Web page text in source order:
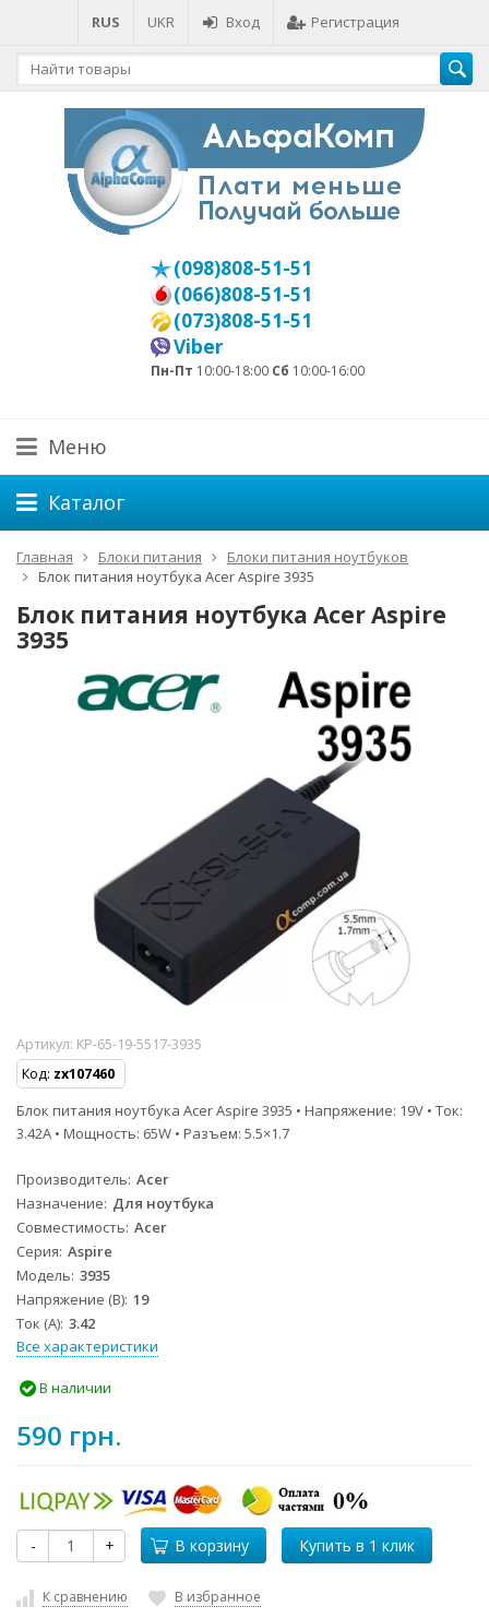
RUS UKR Вход Регистрация
(098)808-51-51
(066)808-51-51
(073)808-51-51
Viber
Пн-Пт 10:00-18:00 Сб 10:00-16:00
Меню
Каталог
Главная Блоки питания
Блоки питания ноутбуков
Блок питания ноутбука Acer Aspire 3935
Блок питания ноутбука Acer Aspire
3935
Артикул: KP-65-19-5517-3935
Код: zx107460
Блок питания ноутбука Acer Aspire 3935 • Напряжение: 19V • Ток:
3.42A • Мощность: 65W • Разъем: 5.5×1.7
Производитель Acer
Назначение Для ноутбука
Совместимость Acer
Серия Aspire
Модель 3935
Напряжение (В) 19
Ток (А) 3.42
Все характеристики
В наличии
590 грн.
- + В корзину
К сравнению В избранное